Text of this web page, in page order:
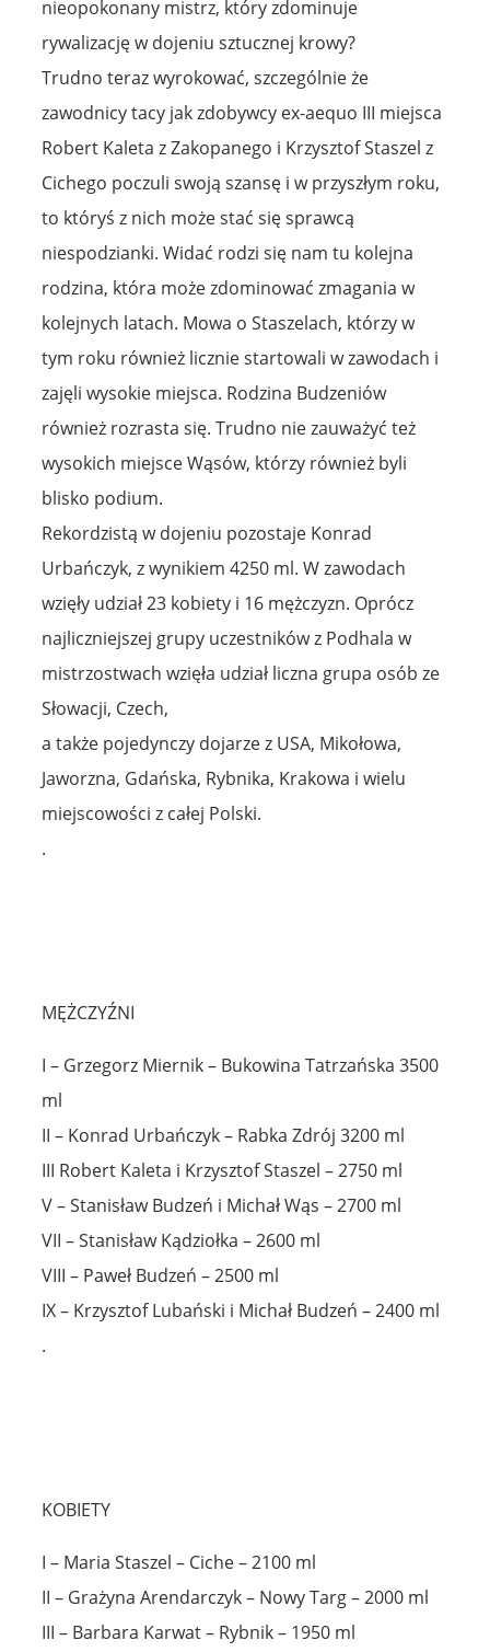
nieopokonany mistrz, który zdominuje
rywalizację w dojeniu sztucznej krowy?
Trudno teraz wyrokować, szczególnie że
zawodnicy tacy jak zdobywcy ex-aequo III miejsca
Robert Kaleta z Zakopanego i Krzysztof Staszel z
Cichego poczuli swoją szansę i w przyszłym roku,
to któryś z nich może stać się sprawcą
niespodzianki. Widać rodzi się nam tu kolejna
rodzina, która może zdominować zmagania w
kolejnych latach. Mowa o Staszelach, którzy w
tym roku również licznie startowali w zawodach i
zajęli wysokie miejsca. Rodzina Budzeniów
również rozrasta się. Trudno nie zauważyć też
wysokich miejsce Wąsów, którzy również byli
blisko podium.
Rekordzistą w dojeniu pozostaje Konrad
Urbańczyk, z wynikiem 4250 ml. W zawodach
wzięły udział 23 kobiety i 16 mężczyzn. Oprócz
najliczniejszej grupy uczestników z Podhala w
mistrzostwach wzięła udział liczna grupa osób ze
Słowacji, Czech,
a także pojedynczy dojarze z USA, Mikołowa,
Jaworzna, Gdańska, Rybnika, Krakowa i wielu
miejscowości z całej Polski.
.
MĘŻCZYŹNI
I – Grzegorz Miernik – Bukowina Tatrzańska 3500
ml
II – Konrad Urbańczyk – Rabka Zdrój 3200 ml
III Robert Kaleta i Krzysztof Staszel – 2750 ml
V – Stanisław Budzeń i Michał Wąs – 2700 ml
VII – Stanisław Kądziołka – 2600 ml
VIII – Paweł Budzeń – 2500 ml
IX – Krzysztof Lubański i Michał Budzeń – 2400 ml
.
KOBIETY
I – Maria Staszel – Ciche – 2100 ml
II – Grażyna Arendarczyk – Nowy Targ – 2000 ml
III – Barbara Karwat – Rybnik – 1950 ml